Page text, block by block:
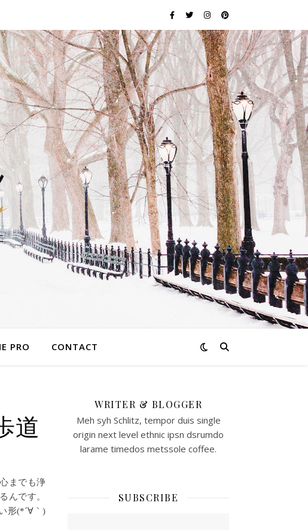
PRO CONTACT
道
までも浄
んです。
形(*´∀｀)
WRITER & BLOGGER
Meh syh Schlitz, tempor duis single
origin next level ethnic ipsn dsrumdo
larame timedos metssole coffee.
SUBSCRIBE